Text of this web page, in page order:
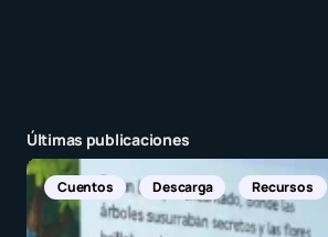
Últimas publicaciones
Noticias Internacionales